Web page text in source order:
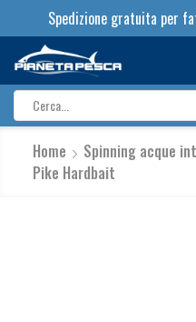
Spedizione gratuita per
Home Spinning acque
Pike Hardbait